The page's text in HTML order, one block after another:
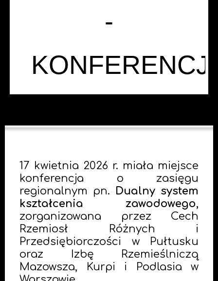
-
17 kwietnia 2026 r. miała miejsce
konferencja o zasięgu
regionalnym pn. Dualny system
kształcenia zawodowego,
zorganizowana przez Cech
Rzemiosł Różnych i
Przedsiębiorczości w Pułtusku
oraz Izbę Rzemieślniczą
Mazowsza, Kurpi i Podlasia w